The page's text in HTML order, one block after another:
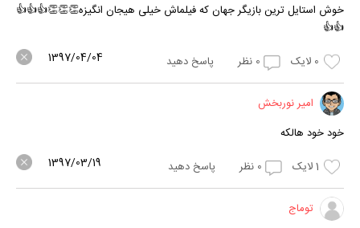
خوش استایل ترین بازیگر جهان که فیلماش خیلی هیجان انگیزه👏👏👏👍👍👍
👍👍
0 لایک 0 نظر پاسخ دهید 1397/04/04
امیر نوربخش
خود خود هالکه
1لایک 0 نظر پاسخ دهید 1397/03/19
توماج